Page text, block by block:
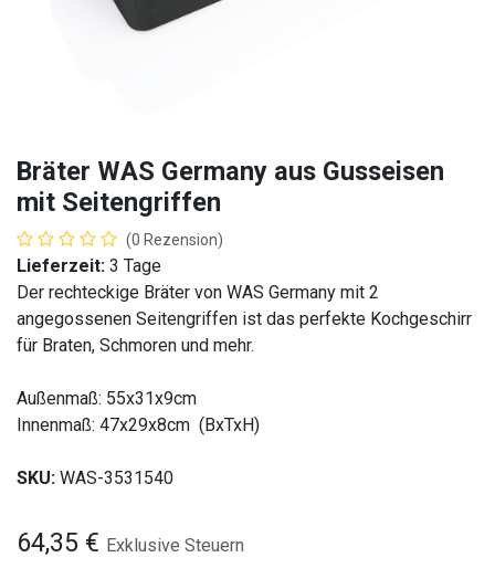
Bräter WAS Germany aus Gusseisen
mit Seitengriffen
(0 Rezension)
Lieferzeit: 3 Tage
Der rechteckige Bräter von WAS Germany mit 2
angegossenen Seitengriffen ist das perfekte Kochgeschirr
für Braten, Schmoren und mehr.
Außenmaß: 55x31x9cm
Innenmaß: 47x29x8cm (BxTxH)
SKU: WAS-3531540
64,35 € Exklusive Steuern